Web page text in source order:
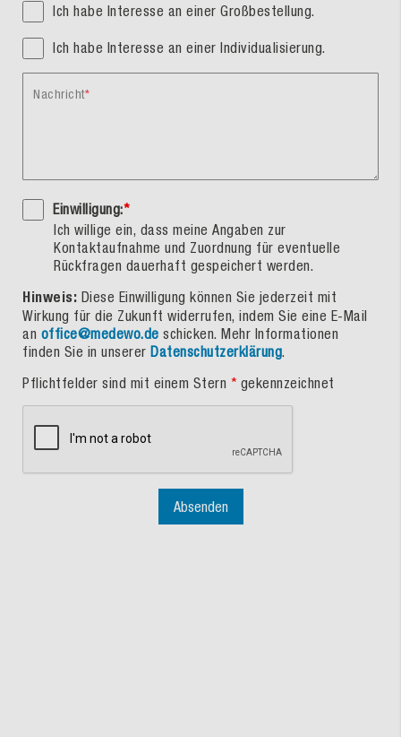
Ich habe Interesse an einer Großbestellung.
Ich habe Interesse an einer Individualisierung.
Nachricht
Einwilligung:*
Ich willige ein, dass meine Angaben zur
Kontaktaufnahme und Zuordnung für eventuelle
Rückfragen dauerhaft gespeichert werden.
Hinweis: Diese Einwilligung können Sie jederzeit mit
Wirkung für die Zukunft widerrufen, indem Sie eine E-Mail
an office@medewo.de schicken. Mehr Informationen
finden Sie in unserer Datenschutzerklärung.
Pflichtfelder sind mit einem Stern * gekennzeichnet
Absenden